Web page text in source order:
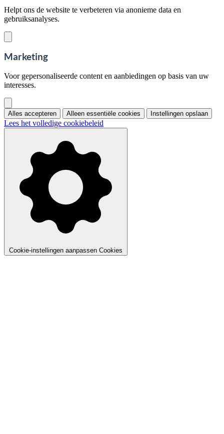
Helpt ons de website te verbeteren via anonieme data en
gebruiksanalyses.
Marketing
Voor gepersonaliseerde content en aanbiedingen op basis van uw
interesses.
Alles accepteren Alleen essentiële cookies Instellingen opslaan
Lees het volledige cookiebeleid
Cookie-instellingen aanpassen Cookies